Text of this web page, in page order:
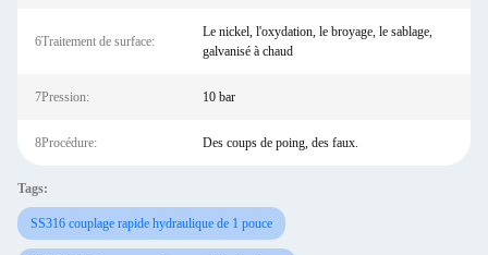
6Traitement de surface:
Le nickel, l'oxydation, le broyage, le sablage,
galvanisé à chaud
7Pression: 10 bar
8Procédure: Des coups de poing, des faux.
Tags:
SS316 couplage rapide hydraulique de 1 pouce